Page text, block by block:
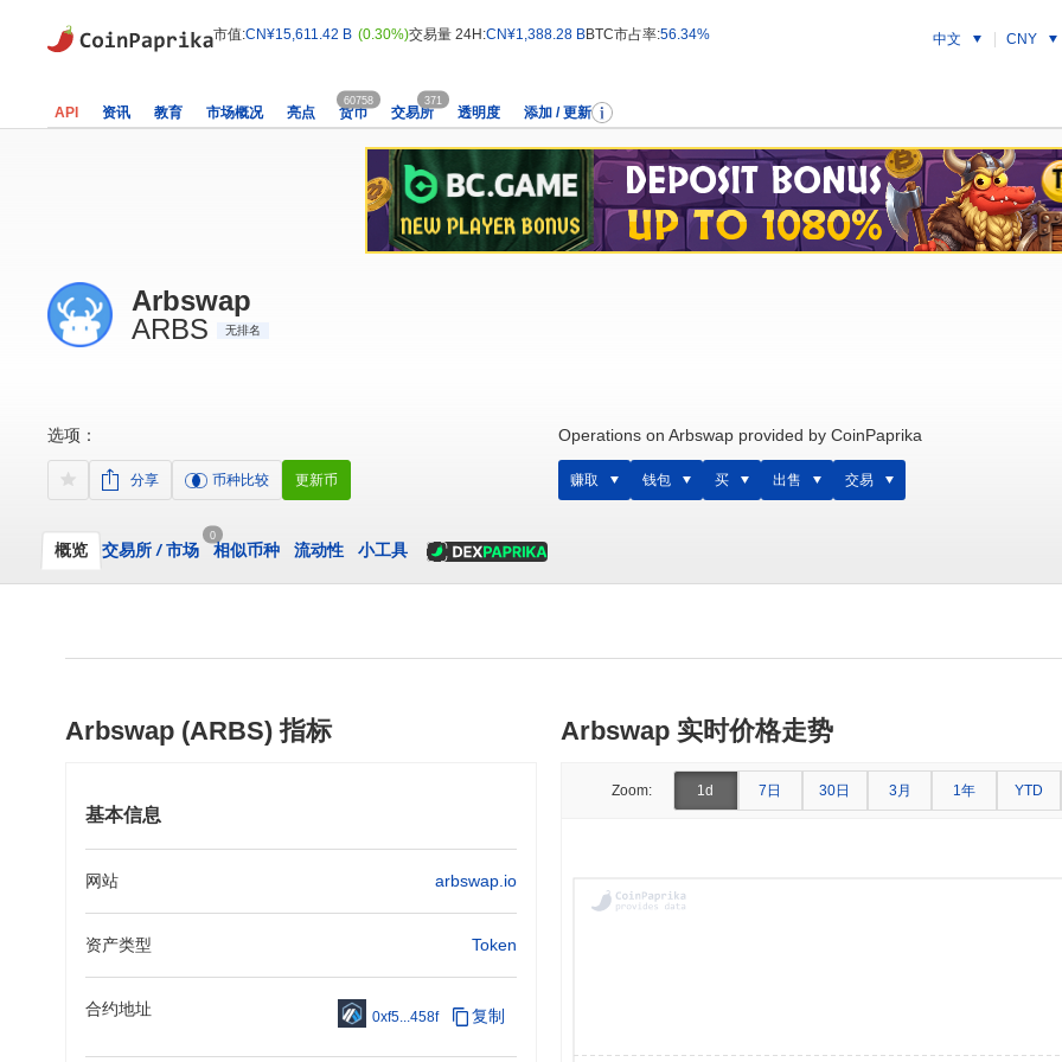
市值:CN¥15,611.42 B (0.30%)交易量 24H:CN¥1,388.28 BBTC市占率:56.34% 中文 CNY
API 资讯 教育 市场概况 亮点 货币
60758
交易所
371
透明度 添加 / 更新
Arbswap
ARBS
无排名
选项：
分享 币种比较 更新币
Operations on Arbswap provided by CoinPaprika
赚取 钱包 买 出售 交易
概览 交易所 /市场
0
相似币种 流动性 小工具
Arbswap (ARBS) 指标
基本信息
网站 arbswap.io
资产类型 Token
合约地址 0xf5...458f 复制
Arbswap 实时价格走势
Zoom: 1d 7日 30日 3月 1年 YTD